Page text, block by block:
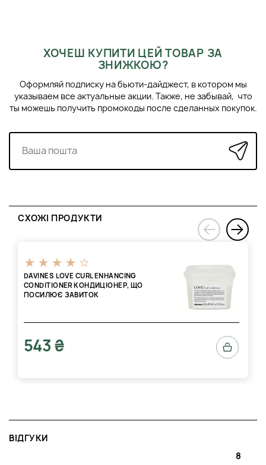
ХОЧЕШ КУПИТИ ЦЕЙ ТОВАР ЗА
ЗНИЖКОЮ?
Оформляй подписку на бьюти-дайджест, в котором мы
указываем все актуальные акции. Также, не забывай, что
ты можешь получить промокоды после сделанных покупок.
СХОЖІ ПРОДУКТИ
DAVINES LOVE CURL ENHANCING
CONDITIONER КОНДИЦІОНЕР, ЩО
ПОСИЛЮЄ ЗАВИТОК
543 ₴
‹
›
ВІДГУКИ
8